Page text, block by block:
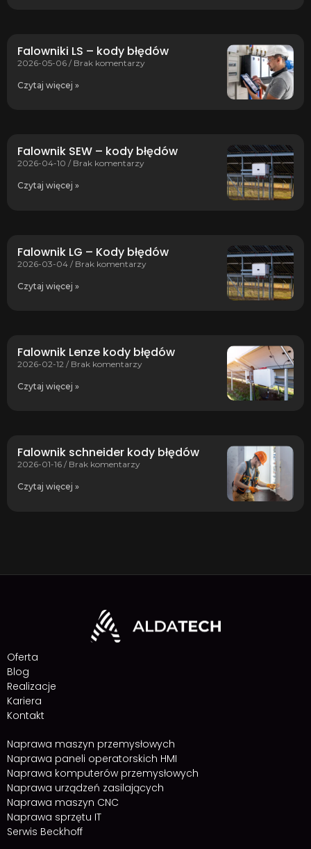
Falowniki LS – kody błędów
2026-05-06 Brak komentarzy
Czytaj więcej »
Falownik SEW – kody błędów
2026-04-10 Brak komentarzy
Czytaj więcej »
Falownik LG – Kody błędów
2026-03-04 Brak komentarzy
Czytaj więcej »
Falownik Lenze kody błędów
2026-02-12 Brak komentarzy
Czytaj więcej »
Falownik schneider kody błędów
2026-01-16 Brak komentarzy
Czytaj więcej »
Oferta
Blog
Realizacje
Kariera
Kontakt
Naprawa maszyn przemysłowych
Naprawa paneli operatorskich HMI
Naprawa komputerów przemysłowych
Naprawa urządzeń zasilających
Naprawa maszyn CNC
Naprawa sprzętu IT
Serwis Beckhoff